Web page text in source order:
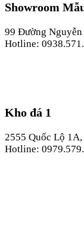
Showroom
99 Đường
Hotline:
Kho đá 1
2555 Quốc Lộ
Hotline: